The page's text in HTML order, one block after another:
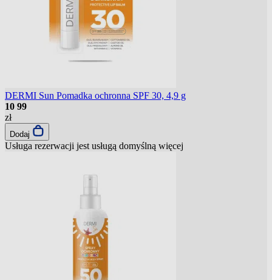
DERMI Sun Pomadka ochronna SPF 30, 4,9 g
10 99
zł
Dodaj
Usługa rezerwacji jest usługą domyślną więcej